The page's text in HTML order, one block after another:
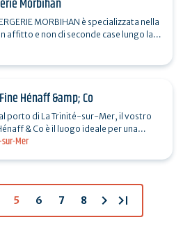
Morbihan
MORBIHAN è specializzata nella
affitto e non di seconde case lungo la
e la Ria d'Etel. Gestiamo
Mer
Hénaff &amp; Co
porto di La Trinité-sur-Mer, il vostro
& Co è il luogo ideale per una
in riva al mare o prima di partire…
5 6 7 8 chevron_right last_page